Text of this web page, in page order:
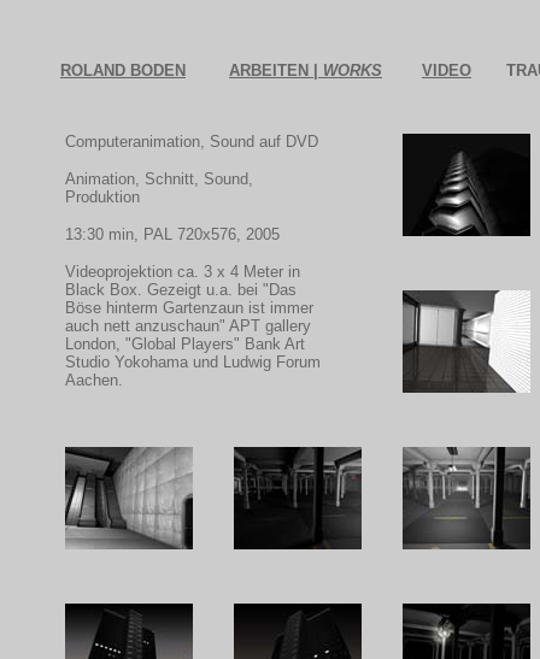
ROLAND BODEN ARBEITEN | WORKS VIDEO
Computeranimation, Sound auf DVD
Animation, Schnitt, Sound,
Produktion
13:30 min, PAL 720x576, 2005
Videoprojektion ca. 3 x 4 Meter in
Black Box. Gezeigt u.a. bei "Das
Böse hinterm Gartenzaun ist immer
auch nett anzuschaun" APT gallery
London, "Global Players" Bank Art
Studio Yokohama und Ludwig Forum
Aachen.